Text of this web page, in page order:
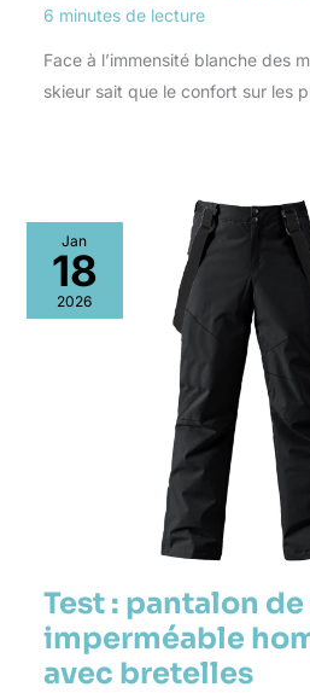
6 minutes de lecture
Face à l’immensité blanche des
skieur sait que le confort sur les
Jan
18
2026
Test : pantalon
imperméable
avec bretelles